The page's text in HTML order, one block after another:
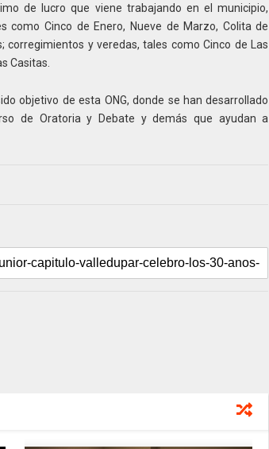
de lucro que viene trabajando en el municipio,
como Cinco de Enero, Nueve de Marzo, Colita de
corregimientos y veredas, tales como Cinco de Las
Casitas.
objetivo de esta ONG, donde se han desarrollado
de Oratoria y Debate y demás que ayudan a